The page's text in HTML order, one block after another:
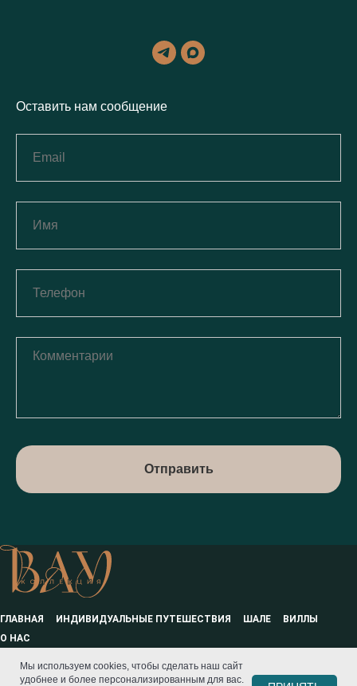
Оставить нам сообщение
Отправить
ГЛАВНАЯ ИНДИВИДУАЛЬНЫЕ ПУТЕШЕСТВИЯ ШАЛЕ
ВИЛЛЫ
О НАС
Политика обработки персональных данных
Политика конфиденциальности и использования cookies
Мы используем cookies, чтобы сделать наш сайт
удобнее и более персонализированным для вас.